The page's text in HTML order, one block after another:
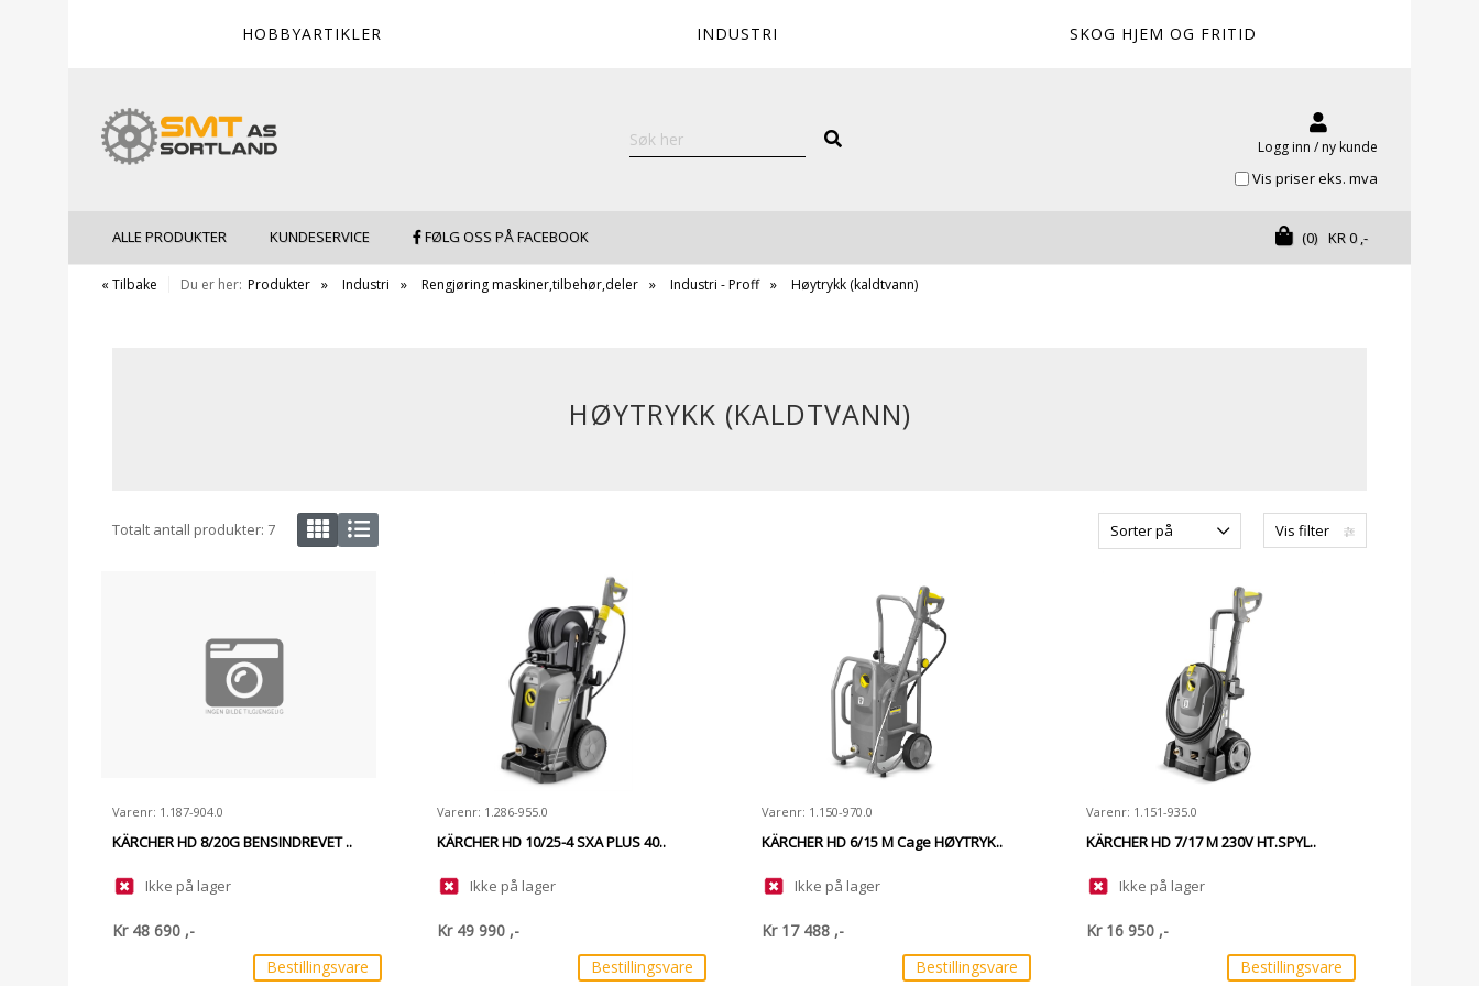
HOBBYARTIKLER INDUSTRI SKOG HJEM OG FRITID
Logg inn / ny kunde
Vis priser eks. mva
ALLE PRODUKTER KUNDESERVICE FØLG OSS PÅ FACEBOOK KR0,-
(0)
« Tilbake Du er her: Produkter Industri Rengjøring maskiner,tilbehør,deler Industri - Proff Høytrykk (kaldtvann)
HØYTRYKK (KALDTVANN)
Totalt antall produkter: 7 Vis filter
Sorter på
Varenr: 1.187-904.0
KÄRCHER HD 8/20G BENSINDREVET ..
Ikke på lager
Kr 48 690 ,-
Bestillingsvare
Varenr: 1.286-955.0
KÄRCHER HD 10/25-4 SXA PLUS 40..
Ikke på lager
Kr 49 990 ,-
Bestillingsvare
Varenr: 1.150-970.0
KÄRCHER HD 6/15 M Cage HØYTRYK..
Ikke på lager
Kr 17 488 ,-
Bestillingsvare
Varenr: 1.151-935.0
KÄRCHER HD 7/17 M 230V HT.SPYL..
Ikke på lager
Kr 16 950 ,-
Bestillingsvare